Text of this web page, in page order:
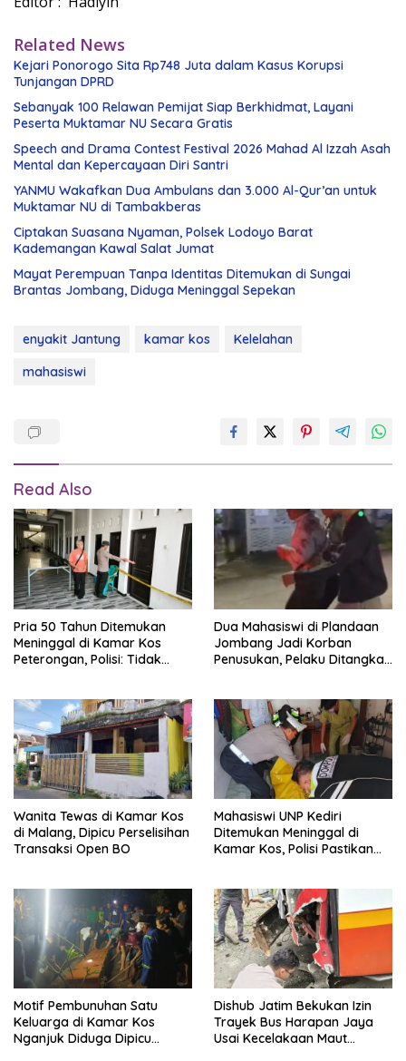
Related News
Kejari Ponorogo Sita Rp748 Juta dalam Kasus Korupsi
Tunjangan DPRD
Sebanyak 100 Relawan Pemijat Siap Berkhidmat, Layani
Peserta Muktamar NU Secara Gratis
Speech and Drama Contest Festival 2026 Mahad Al Izzah Asah
Mental dan Kepercayaan Diri Santri
YANMU Wakafkan Dua Ambulans dan 3.000 Al-Qur’an untuk
Muktamar NU di Tambakberas
Ciptakan Suasana Nyaman, Polsek Lodoyo Barat
Kademangan Kawal Salat Jumat
Mayat Perempuan Tanpa Identitas Ditemukan di Sungai
Brantas Jombang, Diduga Meninggal Sepekan
enyakit Jantung kamar kos
Kelelahan
mahasiswi
Read Also
Pria 50 Tahun Ditemukan
Meninggal di Kamar Kos
Peterongan, Polisi: Tidak
Dua Mahasiswi di Plandaan
Jombang Jadi Korban
Penusukan, Pelaku Ditangkap
Wanita Tewas di Kamar Kos
di Malang, Dipicu Perselisihan
Transaksi Open BO
Mahasiswi UNP Kediri
Ditemukan Meninggal di
Kamar Kos, Polisi Pastikan
Motif Pembunuhan Satu
Keluarga di Kamar Kos
Nganjuk Diduga Dipicu
Dishub Jatim Bekukan Izin
Trayek Bus Harapan Jaya
Usai Kecelakaan Maut